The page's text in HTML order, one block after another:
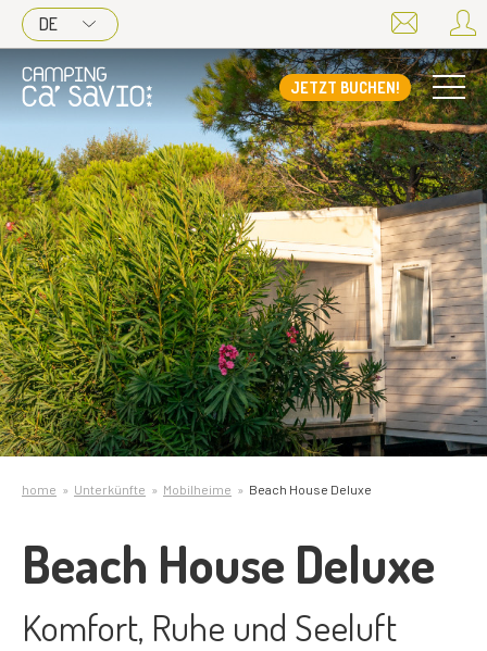
DE
JETZT BUCHEN!
home Unterkünfte Mobilheime Beach House Deluxe
Beach House Deluxe
Komfort, Ruhe und Seeluft